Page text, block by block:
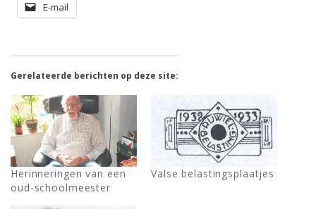
E-mail
Gerelateerde berichten op deze site:
Herinneringen van een
oud-schoolmeester
Valse belastingsplaatjes